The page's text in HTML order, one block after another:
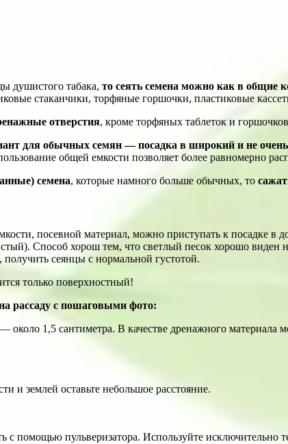
душистого табака, то сеять семена можно как в общие
стаканчики, торфяные горшочки, пластиковые
отверстия, кроме торфяных таблеток и
для обычных семян — посадка в широкий и не
общей емкости позволяет более равномерно
семена, которые намного больше обычных, то
посевной материал, можно приступать к посадке в
Способ хорош тем, что светлый песок хорошо виден
получить сеянцы с нормальной густотой.
только поверхностный!
рассаду с пошаговыми фото:
около 1,5 сантиметра. В качестве дренажного материала
и землей оставьте небольшое расстояние.
с помощью пульверизатора. Используйте исключительно